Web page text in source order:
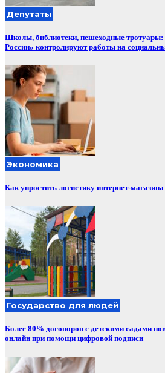
Депутаты
Школы, библиотеки, пешеходные тротуары:
России» контролируют работы на
Экономика
Как упростить логистику интернет-магазина
Государство для людей
Более 80% договоров с детскими садами
онлайн при помощи цифровой подписи